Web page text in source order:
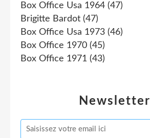
Newsletter
Box Office Usa 1964 (47)
Brigitte Bardot (47)
Box Office Usa 1973 (46)
Box Office 1970 (45)
Box Office 1971 (43)